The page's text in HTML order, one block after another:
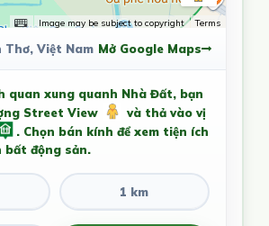
Image may be subject to copyright Terms
Thơ, Việt Nam Mở Google Maps
quan xung quanh Nhà Đất, bạn
Street View
và thả vào vị
. Chọn bán kính để xem tiện ích
bất động sản.
1 km